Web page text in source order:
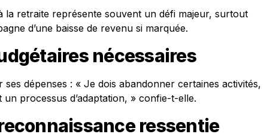
la retraite représente souvent un défi majeur, surtout
d’une baisse de revenu si marquée.
nécessaires
dépenses : « Je dois abandonner certaines activités,
un processus d’adaptation, » confie-t-elle.
ressentie